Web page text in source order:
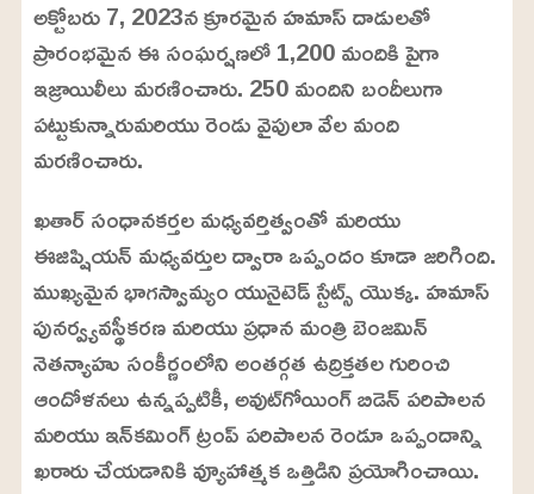
9
9
%
అక్టోబరు 7, 2023న క్రూరమైన హమాస్ దాడులతో
ప్రారంభమైన ఈ సంఘర్షణలో 1,200 మందికి పైగా
ఇజ్రాయిలీలు మరణించారు. 250 మందిని బందీలుగా
పట్టుకున్నారుమరియు రెండు వైపులా వేల మంది
మరణించారు.
ఖతార్ సంధానకర్తల మధ్యవర్తిత్వంతో మరియు
ఈజిప్షియన్ మధ్యవర్తుల ద్వారా ఒప్పందం కూడా జరిగింది.
ముఖ్యమైన భాగస్వామ్యం యునైటెడ్ స్టేట్స్ యొక్క. హమాస్
పునర్వ్యవస్థీకరణ మరియు ప్రధాన మంత్రి బెంజమిన్
నెతన్యాహు సంకీర్ణంలోని అంతర్గత ఉద్రిక్తతల గురించి
ఆందోళనలు ఉన్నప్పటికీ, అవుట్‌గోయింగ్ బిడెన్ పరిపాలన
మరియు ఇన్‌కమింగ్ ట్రంప్ పరిపాలన రెండూ ఒప్పందాన్ని
ఖరారు చేయడానికి వ్యూహాత్మక ఒత్తిడిని ప్రయోగించాయి.